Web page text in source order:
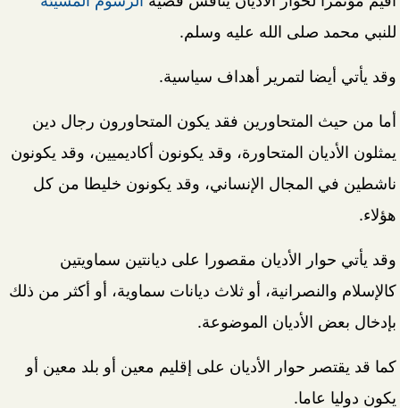
للنبي محمد صلى الله عليه وسلم.
وقد يأتي أيضا لتمرير أهداف سياسية.
أما من حيث المتحاورين فقد يكون المتحاورون رجال دين
يمثلون الأديان المتحاورة، وقد يكونون أكاديميين، وقد يكونون
ناشطين في المجال الإنساني، وقد يكونون خليطا من كل
هؤلاء.
وقد يأتي حوار الأديان مقصورا على ديانتين سماويتين
كالإسلام والنصرانية، أو ثلاث ديانات سماوية، أو أكثر من ذلك
بإدخال بعض الأديان الموضوعة.
كما قد يقتصر حوار الأديان على إقليم معين أو بلد معين أو
يكون دوليا عاما.